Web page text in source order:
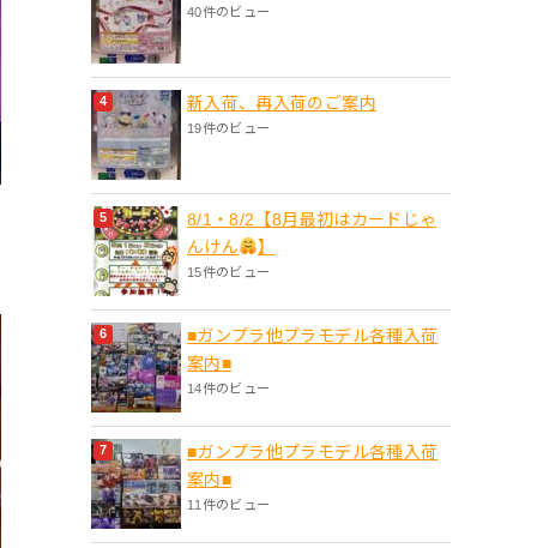
40件のビュー
新入荷、再入荷のご案内
19件のビュー
8/1・8/2【8月最初はカードじゃ
んけん
】
15件のビュー
■ガンプラ他プラモデル各種入荷
案内■
14件のビュー
■ガンプラ他プラモデル各種入荷
案内■
11件のビュー